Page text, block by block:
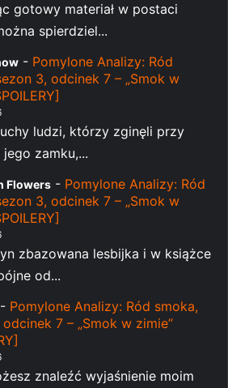
gotowy materiał w postaci
spierdziel...
- Pomylone Analizy: Ród
3, odcinek 7 – „Smok w
ludzi, którzy zginęli przy
zamku,...
Flowers - Pomylone Analizy: Ród
3, odcinek 7 – „Smok w
zbazowana lesbijka i w książce
od...
- Pomylone Analizy: Ród smoka,
7 – „Smok w zimie”
znaleźć wyjaśnienie moim